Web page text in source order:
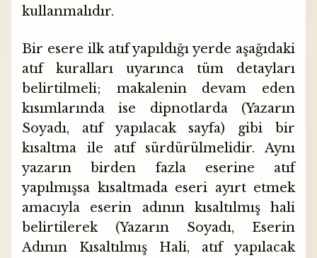
kullanmalıdır.
Bir esere ilk atıf yapıldığı yerde aşağıdaki
atıf kuralları uyarınca tüm detayları
belirtilmeli; makalenin devam eden
kısımlarında ise dipnotlarda (Yazarın
Soyadı, atıf yapılacak sayfa) gibi bir
kısaltma ile atıf sürdürülmelidir. Aynı
yazarın birden fazla eserine atıf
yapılmışsa kısaltmada eseri ayırt etmek
amacıyla eserin adının kısaltılmış hali
belirtilerek (Yazarın Soyadı, Eserin
Adının Kısaltılmış Hali, atıf yapılacak